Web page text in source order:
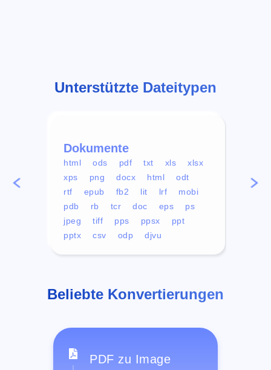
Unterstützte Dateitypen
Dokumente
html ods pdf txt xls
xlsx
xps
png docx html
odt
rtf
epub fb2 lit lrf
mobi
pdb
rb tcr doc eps
ps
jpeg
tiff pps ppsx
ppt
pptx
csv odp djvu
mp4
Beliebte Konvertierungen
PDF zu Image